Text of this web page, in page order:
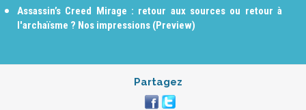
Assassin’s Creed Mirage : retour aux sources ou retour à
l'archaïsme ? Nos impressions (Preview)
Partagez